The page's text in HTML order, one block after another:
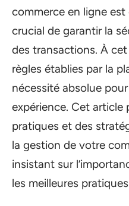
commerce en ligne est
crucial de garantir la
des transactions. À
règles établies par la
nécessité absolue
expérience. Cet article
pratiques et des
la gestion de votre
insistant sur
les meilleures